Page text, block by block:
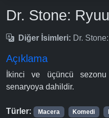
Dr. Stone:
Diğer İsimleri: Dr.
Açıklama
İkinci ve üçüncü
senaryoya dahildir.
Türler: Macera Komedi